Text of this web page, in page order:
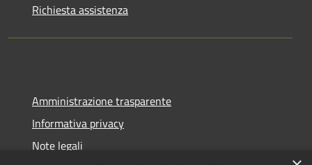
Richiesta assistenza
Amministrazione trasparente
Informativa privacy
Note legali